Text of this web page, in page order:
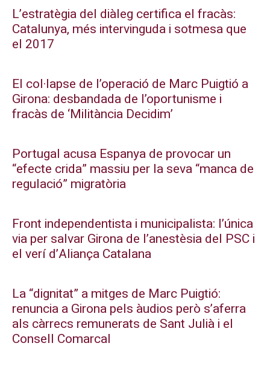
L’estratègia del diàleg certifica el fracàs:
Catalunya, més intervinguda i sotmesa que
el 2017
El col·lapse de l’operació de Marc Puigtió a
Girona: desbandada de l’oportunisme i
fracàs de ‘Militància Decidim’
Portugal acusa Espanya de provocar un
“efecte crida” massiu per la seva “manca de
regulació” migratòria
Front independentista i municipalista: l’única
via per salvar Girona de l’anestèsia del PSC i
el verí d’Aliança Catalana
La “dignitat” a mitges de Marc Puigtió:
renuncia a Girona pels àudios però s’aferra
als càrrecs remunerats de Sant Julià i el
Consell Comarcal